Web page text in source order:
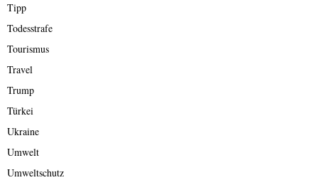
Tipp
Todesstrafe
Tourismus
Travel
Trump
Türkei
Ukraine
Umwelt
Umweltschutz